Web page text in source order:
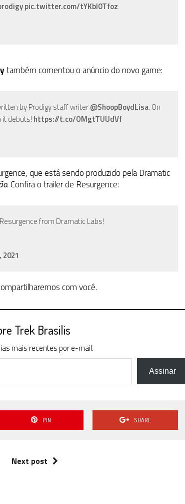
pic.twitter.com/tYKbI0Tfoz
também comentou o anúncio do novo game:
by Prodigy staff writer@ShoopBoydLisa. On
it debuts! https://t.co/OMgtTUUdVf
que está sendo produzido pela Dramatic
. Confira o trailer de Resurgence:
from Dramatic Labs!
2021
com você.
Trek Brasilis
mais recentes por e-mail.
Assinar
PIN SHARE
Next post